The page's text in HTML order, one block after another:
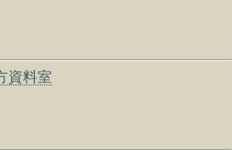
資料室